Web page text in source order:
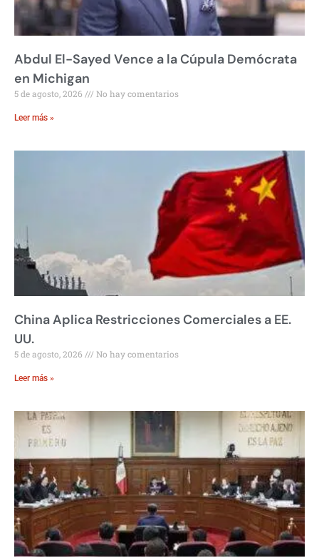
Abdul El-Sayed Vence a la Cúpula Demócrata
en Michigan
5 de agosto, 2026 No hay comentarios
Leer más »
China Aplica Restricciones Comerciales a EE.
UU.
5 de agosto, 2026 No hay comentarios
Leer más »